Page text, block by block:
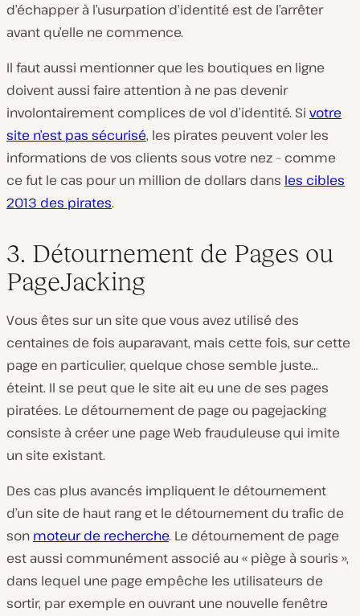
d’échapper à l’usurpation d’identité est de l’arrêter
avant qu’elle ne commence.
Il faut aussi mentionner que les boutiques en ligne
doivent aussi faire attention à ne pas devenir
involontairement complices de vol d’identité. Si votre
site n’est pas sécurisé, les pirates peuvent voler les
informations de vos clients sous votre nez – comme
ce fut le cas pour un million de dollars dans les cibles
2013 des pirates.
3. Détournement de Pages ou
PageJacking
Vous êtes sur un site que vous avez utilisé des
centaines de fois auparavant, mais cette fois, sur cette
page en particulier, quelque chose semble juste…
éteint. Il se peut que le site ait eu une de ses pages
piratées. Le détournement de page ou pagejacking
consiste à créer une page Web frauduleuse qui imite
un site existant.
Des cas plus avancés impliquent le détournement
d’un site de haut rang et le détournement du trafic de
son moteur de recherche. Le détournement de page
est aussi communément associé au « piège à souris »,
dans lequel une page empêche les utilisateurs de
sortir, par exemple en ouvrant une nouvelle fenêtre